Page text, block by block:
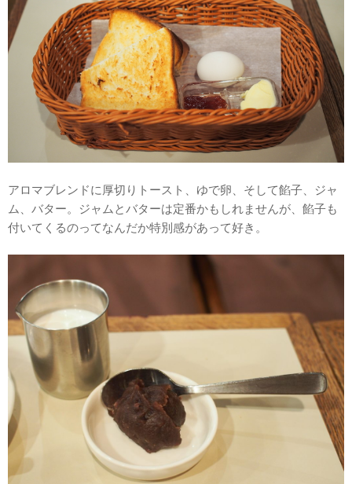
アロマブレンドに厚切りトースト、ゆで卵、そして餡子、ジャ
ム、バター。ジャムとバターは定番かもしれませんが、餡子も
付いてくるのってなんだか特別感があって好き。